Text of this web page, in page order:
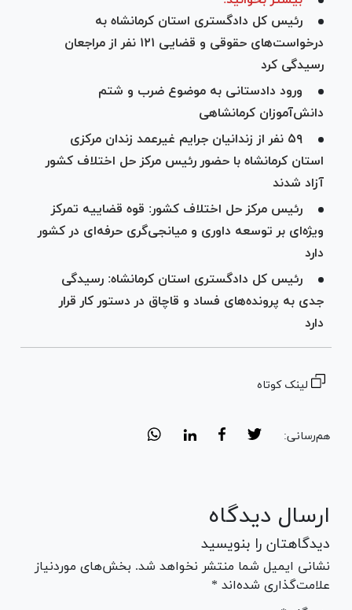
رئیس کل دادگستری استان کرمانشاه به
درخواست‌های حقوقی و قضایی ۱۲۱ نفر از مراجعان
رسیدگی کرد
ورود دادستانی به موضوع ضرب و شتم
دانش‌آموزان کرمانشاهی
۵۹ نفر از زندانیان جرایم غیرعمد زندان مرکزی
استان کرمانشاه با حضور رئیس مرکز حل اختلاف کشور
آزاد شدند
رئیس مرکز حل اختلاف کشور: قوه قضاییه تمرکز
ویژه‌ای بر توسعه داوری و میانجی‌گری حرفه‌ای در کشور
دارد
رئیس کل دادگستری استان کرمانشاه: رسیدگی
جدی به پرونده‌های فساد و قاچاق در دستور کار قرار
دارد
لینک کوتاه
هم‌رسانی:
ارسال دیدگاه
دیدگاهتان را بنویسید
نشانی ایمیل شما منتشر نخواهد شد. بخش‌های موردنیاز
علامت‌گذاری شده‌اند *